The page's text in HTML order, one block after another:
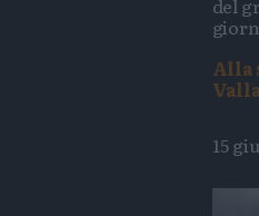
del
Alla
15